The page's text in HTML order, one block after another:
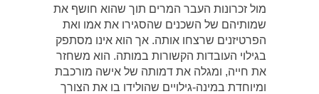
מול זכרונות העבר המרים תוך שהוא חושף את
שמותיהם של השכנים שהסגירו את אמו ואת
הפרטיזנים שרצחו אותה. אך הוא אינו מסתפק
בגילוי העובדות הקשורות במותה. הוא משחזר
את חייה, ומגלה את דמותה של אישה מורכבת
ומיוחדת במינה-גילויים שהולידו בו את הצורך